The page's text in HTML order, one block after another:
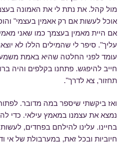
מול קהל. את נתת לי את האמונה
אוכל לעשות אם רק אאמין בעצמי"
אם היית מאמין בעצמך כמו שאני
עליך". סיפר לי שהמילים הללו לא
עומד לפני החלטה שהיא באמת
חייב להיפגש. פתחנו בקלפים והיה
תחזור, צא לדרך".
ואז ביקשתי שיספר במה מדובר.
נמצא את עצמנו במאמץ עילאי. כדי
בחיינו. עלינו להילחם בפחדים,
חיוביות ובכל זאת, במערבולת של אי